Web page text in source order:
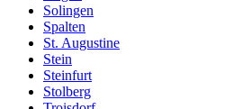
Solingen
Spalten
St. Augustine
Stein
Steinfurt
Stolberg